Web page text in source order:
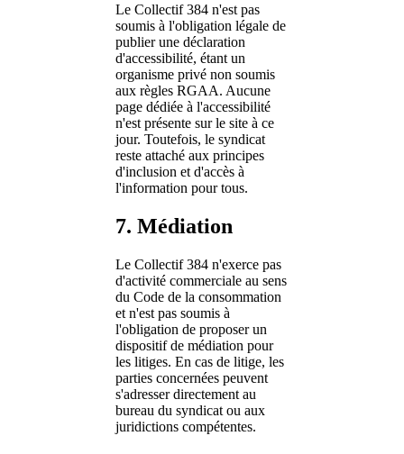
Le Collectif 384 n'est pas
soumis à l'obligation légale de
publier une déclaration
d'accessibilité, étant un
organisme privé non soumis
aux règles RGAA. Aucune
page dédiée à l'accessibilité
n'est présente sur le site à ce
jour. Toutefois, le syndicat
reste attaché aux principes
d'inclusion et d'accès à
l'information pour tous.
7. Médiation
Le Collectif 384 n'exerce pas
d'activité commerciale au sens
du Code de la consommation
et n'est pas soumis à
l'obligation de proposer un
dispositif de médiation pour
les litiges. En cas de litige, les
parties concernées peuvent
s'adresser directement au
bureau du syndicat ou aux
juridictions compétentes.